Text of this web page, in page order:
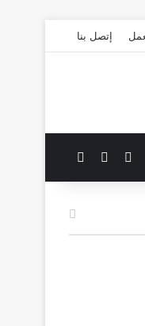
إتصل بنا
فيسبوك الوضع المظلم